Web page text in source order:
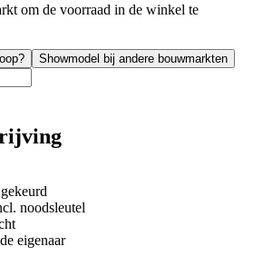
om de voorraad in de winkel te
Showmodel bij andere bouwmarkten
noodsleutel
eigenaar